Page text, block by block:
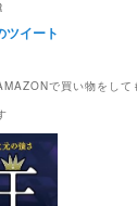
イート
で買い物をし